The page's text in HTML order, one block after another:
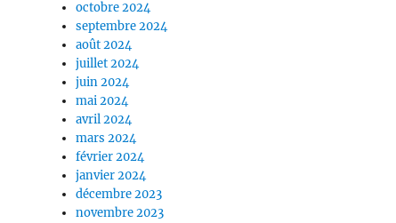
octobre 2024
septembre 2024
août 2024
juillet 2024
juin 2024
mai 2024
avril 2024
mars 2024
février 2024
janvier 2024
décembre 2023
novembre 2023